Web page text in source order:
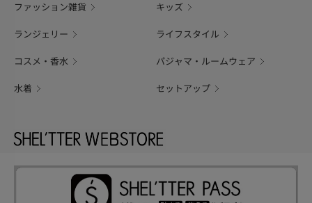
ファッション雑貨 キッズ
ランジェリー ライフスタイル
コスメ・香水 パジャマ・ルームウェア
水着 セットアップ